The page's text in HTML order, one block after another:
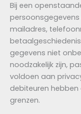
Bij een
mailadres,
gegevens niet
noodzakelijk zijn,
voldoen aan
debiteuren
grenzen.